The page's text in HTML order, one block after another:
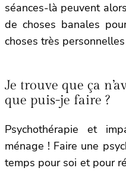
séances-là peuvent
de choses banales
choses très
Je trouve que ça
que puis-je faire ?
Psychothérapie et
ménage ! Faire une
temps pour soi et pour